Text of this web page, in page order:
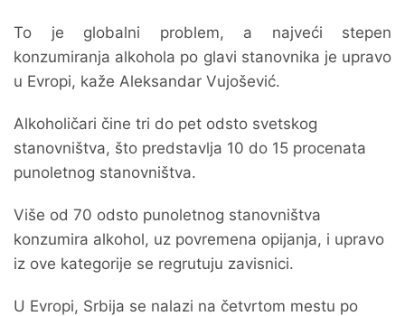
To je globalni problem, a najveći stepen
konzumiranja alkohola po glavi stanovnika je upravo
u Evropi, kaže Aleksandar Vujošević.
Alkoholičari čine tri do pet odsto svetskog
stanovništva, što predstavlja 10 do 15 procenata
punoletnog stanovništva.
Više od 70 odsto punoletnog stanovništva
konzumira alkohol, uz povremena opijanja, i upravo
iz ove kategorije se regrutuju zavisnici.
U Evropi, Srbija se nalazi na četvrtom mestu po